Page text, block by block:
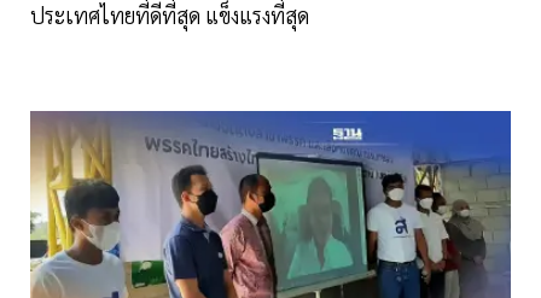
ประเทศไทยที่ดีที่สุด แข็งแรงที่สุด